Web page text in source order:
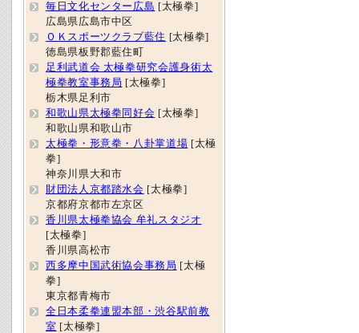
毎日文化センター広島 [太極拳]
広島県広島市中区
ＯＫスポーツクラブ藍住 [太極拳]
徳島県板野郡藍住町
足利武道会 太極拳研究会護身術太
極拳教室事務局 [太極拳]
栃木県足利市
和歌山県太極拳同好会 [太極拳]
和歌山県和歌山市
太極拳・形意拳・八卦掌道場 [太極
拳]
神奈川県大和市
財団法人京都踏水会 [太極拳]
京都府京都市左京区
香川県太極拳協会 牟礼スタジオ
[太極拳]
香川県高松市
西多摩中国武術協会事務局 [太極
拳]
東京都青梅市
全日本柔拳連盟本部・渋谷駅前教
室 [太極拳]